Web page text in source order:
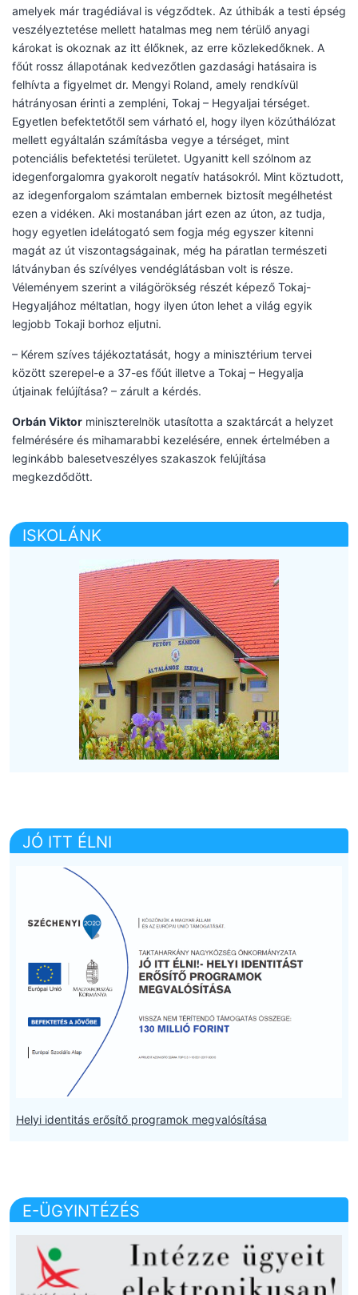
amelyek már tragédiával is végződtek. Az úthibák a testi épség
veszélyeztetése mellett hatalmas meg nem térülő anyagi
károkat is okoznak az itt élőknek, az erre közlekedőknek. A
főút rossz állapotának kedvezőtlen gazdasági hatásaira is
felhívta a figyelmet dr. Mengyi Roland, amely rendkívül
hátrányosan érinti a zempléni, Tokaj – Hegyaljai térséget.
Egyetlen befektetőtől sem várható el, hogy ilyen közúthálózat
mellett egyáltalán számításba vegye a térséget, mint
potenciális befektetési területet. Ugyanitt kell szólnom az
idegenforgalomra gyakorolt negatív hatásokról. Mint köztudott,
az idegenforgalom számtalan embernek biztosít megélhetést
ezen a vidéken. Aki mostanában járt ezen az úton, az tudja,
hogy egyetlen idelátogató sem fogja még egyszer kitenni
magát az út viszontagságainak, még ha páratlan természeti
látványban és szívélyes vendéglátásban volt is része.
Véleményem szerint a világörökség részét képező Tokaj-
Hegyaljához méltatlan, hogy ilyen úton lehet a világ egyik
legjobb Tokaji borhoz eljutni.
– Kérem szíves tájékoztatását, hogy a minisztérium tervei
között szerepel-e a 37-es főút illetve a Tokaj – Hegyalja
útjainak felújítása? – zárult a kérdés.
Orbán Viktor miniszterelnök utasította a szaktárcát a helyzet
felmérésére és mihamarabbi kezelésére, ennek értelmében a
leginkább balesetveszélyes szakaszok felújítása
megkezdődött.
ISKOLÁNK
JÓ ITT ÉLNI
Helyi identitás erősítő programok megvalósítása
E-ÜGYINTÉZÉS